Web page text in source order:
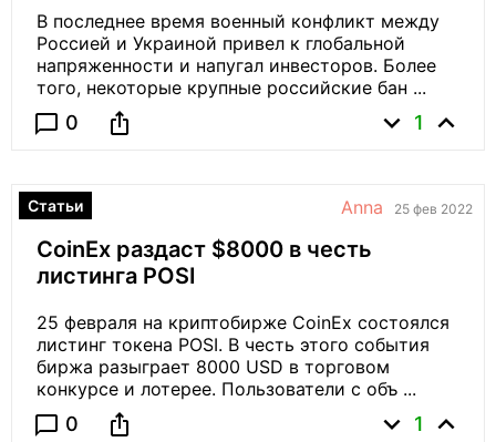
В последнее время военный конфликт между
Россией и Украиной привел к глобальной
напряженности и напугал инвесторов. Более
того, некоторые крупные российские бан ...
chat_bubble_outline 0 ios_share expand_more 1 expand_less
Статьи Anna 25 фев 2022
CoinEx раздаст $8000 в честь
листинга POSI
25 февраля на криптобирже CoinEx состоялся
листинг токена POSI. В честь этого события
биржа разыграет 8000 USD в торговом
конкурсе и лотерее. Пользователи с объ ...
chat_bubble_outline 0 ios_share expand_more 1 expand_less